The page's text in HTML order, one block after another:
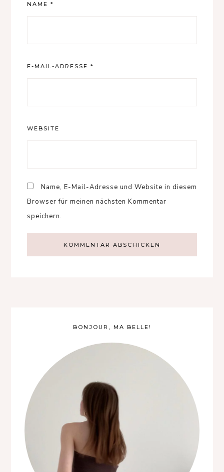
NAME *
E-MAIL-ADRESSE *
WEBSITE
Name, E-Mail-Adresse und Website in diesem
Browser für meinen nächsten Kommentar
speichern.
BONJOUR, MA BELLE!